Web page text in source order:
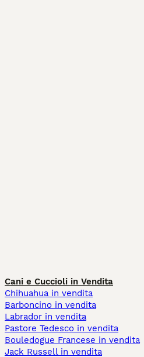
Cani e Cuccioli in Vendita
Chihuahua in vendita
Barboncino in vendita
Labrador in vendita
Pastore Tedesco in vendita
Bouledogue Francese in vendita
Jack Russell in vendita